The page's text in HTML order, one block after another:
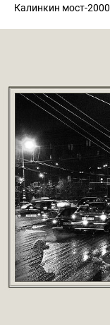
Калинкин мост-2000